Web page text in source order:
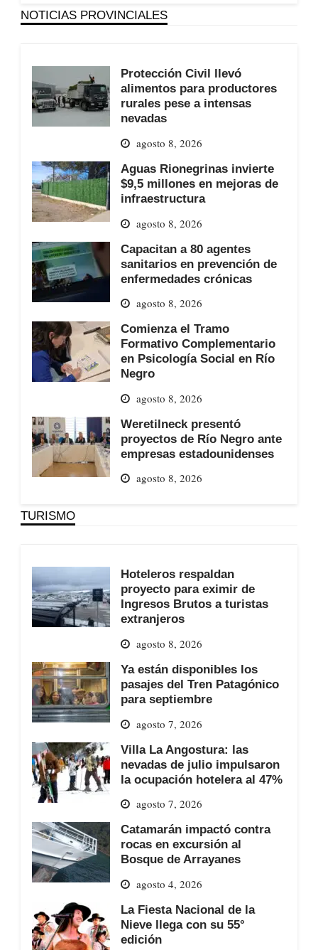
NOTICIAS PROVINCIALES
Protección Civil llevó
alimentos para productores
rurales pese a intensas
nevadas
agosto 8, 2026
Aguas Rionegrinas invierte
$9,5 millones en mejoras de
infraestructura
agosto 8, 2026
Capacitan a 80 agentes
sanitarios en prevención de
enfermedades crónicas
agosto 8, 2026
Comienza el Tramo
Formativo Complementario
en Psicología Social en Río
Negro
agosto 8, 2026
Weretilneck presentó
proyectos de Río Negro ante
empresas estadounidenses
agosto 8, 2026
TURISMO
Hoteleros respaldan
proyecto para eximir de
Ingresos Brutos a turistas
extranjeros
agosto 8, 2026
Ya están disponibles los
pasajes del Tren Patagónico
para septiembre
agosto 7, 2026
Villa La Angostura: las
nevadas de julio impulsaron
la ocupación hotelera al 47%
agosto 7, 2026
Catamarán impactó contra
rocas en excursión al
Bosque de Arrayanes
agosto 4, 2026
La Fiesta Nacional de la
Nieve llega con su 55°
edición